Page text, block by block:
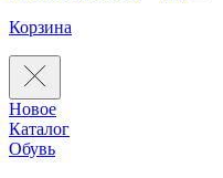
Корзина
Новое
Каталог
Обувь